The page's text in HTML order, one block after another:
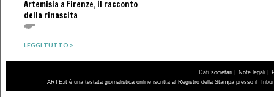
Artemisia a Firenze, il racconto
della rinascita
LEGGI TUTTO >
Dati societari | Note legali |
ARTE.it è una testata giornalistica online iscritta al Registro della Stampa presso il